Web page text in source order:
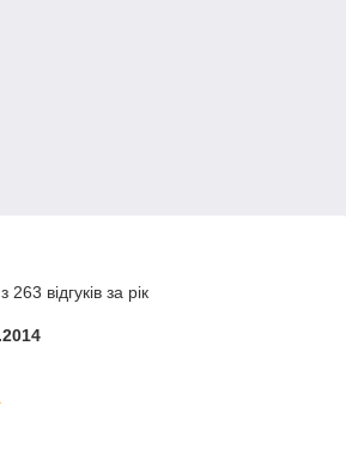
відгуків за рік